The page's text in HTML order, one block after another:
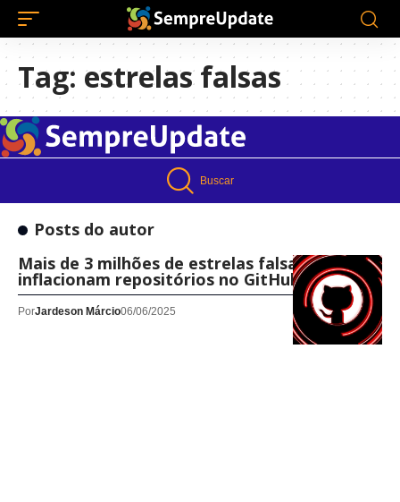
Tag: estrelas falsas
Buscar
Posts do autor
Mais de 3 milhões de estrelas falsas
inflacionam repositórios no GitHub
PorJardeson Márcio06/06/2025